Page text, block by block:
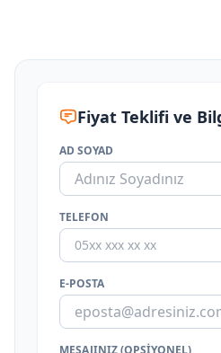
Fiyat Teklifi ve
AD SOYAD
TELEFON
E-POSTA
MESAJINIZ (OPSIYONEL)